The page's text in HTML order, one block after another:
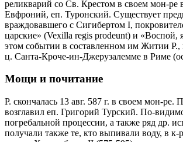
реликварий со Св. Крестом в своем мон-ре
Евфроний, еп. Туронский. Существует
враждовавшего с Сигибертом I,
царские» (Vexilla regis prodeunt) и «Воспой,
этом событии в составленном им Житии Р.,
ц. Санта-Кроче-ин-Джерузалемме в Риме
Мощи и почитание
Р. скончалась 13 авг. 587 г. в своем мон-
возглавил еп. Григорий Турский. По-
погребальной процессии, а также ряд др.
получали также те, кто выпивали воду, в